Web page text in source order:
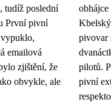
tudíž poslední
První pivní
emailová
zjištění, že
obvykle, ale
Kbelský
pivovar
pilotů.
pivní